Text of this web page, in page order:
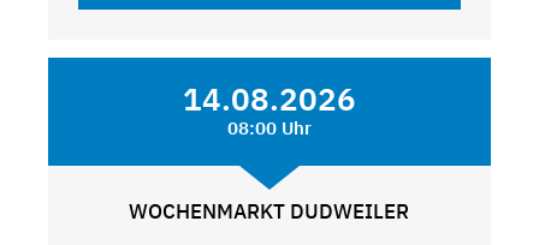
14.08.2026
08:00 Uhr
WOCHENMARKT DUDWEILER